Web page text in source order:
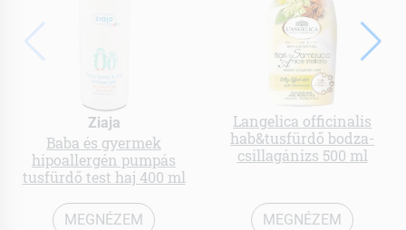
Ziaja
Baba és gyermek
hipoallergén pumpás
tusfürdő test haj 400 ml
MEGNÉZEM
Langelica officinalis
hab&tusfürdő bodza-
csillagánizs 500 ml
MEGNÉZEM